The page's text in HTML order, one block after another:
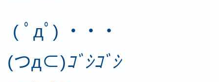
( ﾟдﾟ) ・・・
(つд⊂)ｺﾞｼｺﾞｼ